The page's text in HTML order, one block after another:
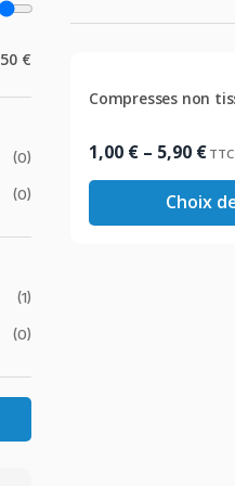
50 €
(0)
(0)
(1)
(0)
Compresses non
1,00 € – 5,90 €
Plage
de
1,00 €
TTC
Choix